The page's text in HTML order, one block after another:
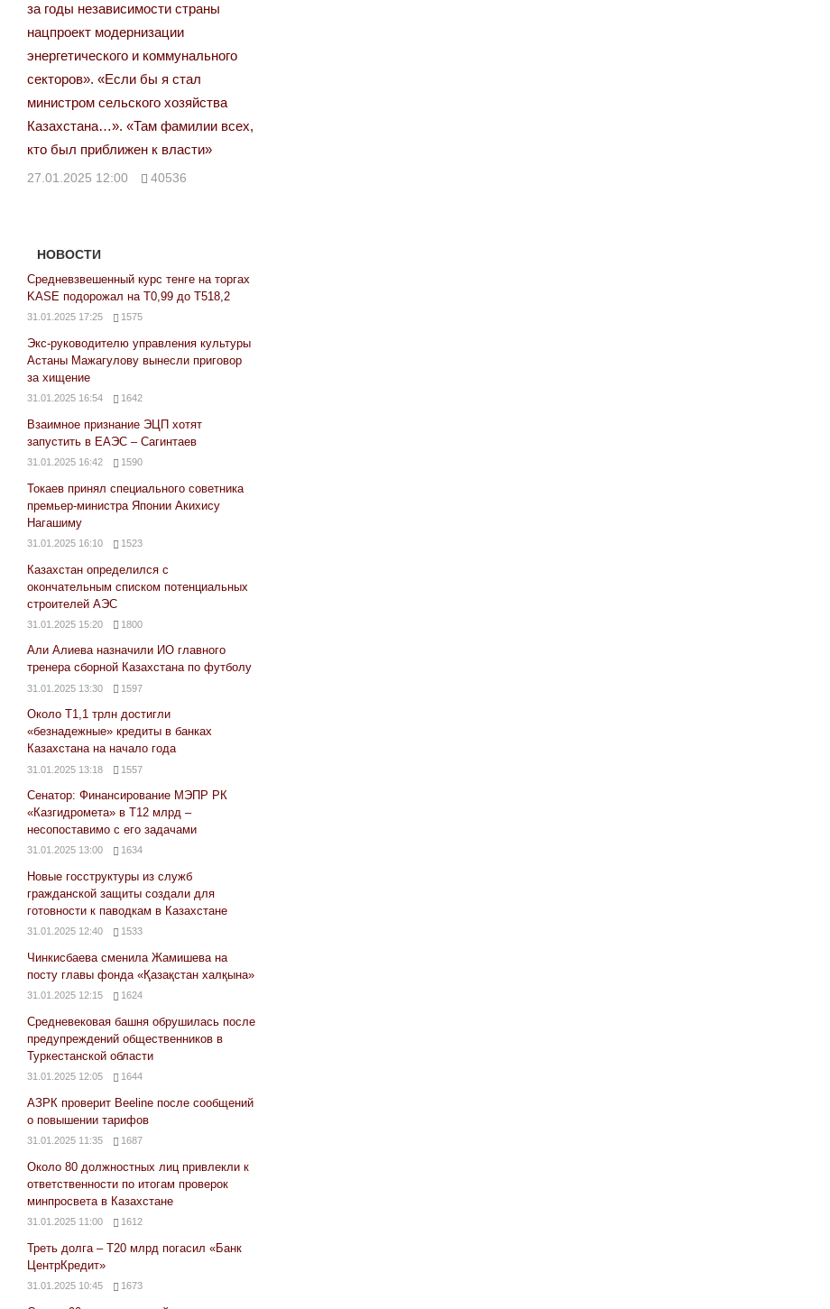
за годы независимости страны
нацпроект модернизации
энергетического и коммунального
секторов». «Если бы я стал
министром сельского хозяйства
Казахстана…». «Там фамилии всех,
кто был приближен к власти»
27.01.2025 12:00 40536
НОВОСТИ
Средневзвешенный курс тенге на торгах
KASE подорожал на Т0,99 до Т518,2
31.01.2025 17:25 1575
Экс-руководителю управления культуры
Астаны Мажагулову вынесли приговор
за хищение
31.01.2025 16:54 1642
Взаимное признание ЭЦП хотят
запустить в ЕАЭС – Сагинтаев
31.01.2025 16:42 1590
Токаев принял специального советника
премьер-министра Японии Акихису
Нагашиму
31.01.2025 16:10 1523
Казахстан определился с
окончательным списком потенциальных
строителей АЭС
31.01.2025 15:20 1800
Али Алиева назначили ИО главного
тренера сборной Казахстана по футболу
31.01.2025 13:30 1597
Около Т1,1 трлн достигли
«безнадежные» кредиты в банках
Казахстана на начало года
31.01.2025 13:18 1557
Сенатор: Финансирование МЭПР РК
«Казгидромета» в Т12 млрд –
несопоставимо с его задачами
31.01.2025 13:00 1634
Новые госструктуры из служб
гражданской защиты создали для
готовности к паводкам в Казахстане
31.01.2025 12:40 1533
Чинкисбаева сменила Жамишева на
посту главы фонда «Қазақстан халқына»
31.01.2025 12:15 1624
Средневековая башня обрушилась после
предупреждений общественников в
Туркестанской области
31.01.2025 12:05 1644
АЗРК проверит Beeline после сообщений
о повышении тарифов
31.01.2025 11:35 1687
Около 80 должностных лиц привлекли к
ответственности по итогам проверок
минпросвета в Казахстане
31.01.2025 11:00 1612
Треть долга – Т20 млрд погасил «Банк
ЦентрКредит»
31.01.2025 10:45 1673